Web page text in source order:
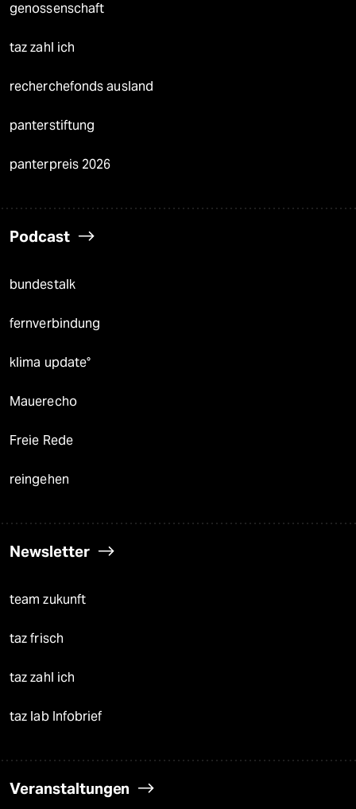
genossenschaft
taz zahl ich
recherchefonds ausland
panterstiftung
panterpreis 2026
Podcast
bundestalk
fernverbindung
klima update°
Mauerecho
Freie Rede
reingehen
Newsletter
team zukunft
taz frisch
taz zahl ich
taz lab Infobrief
Veranstaltungen